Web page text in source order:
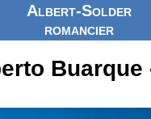
Albert-Solder
romancier
Buarque